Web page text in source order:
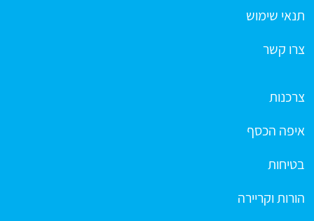
תנאי שימוש
צרו קשר
צרכנות
איפה הכסף
בטיחות
הורות וקריירה